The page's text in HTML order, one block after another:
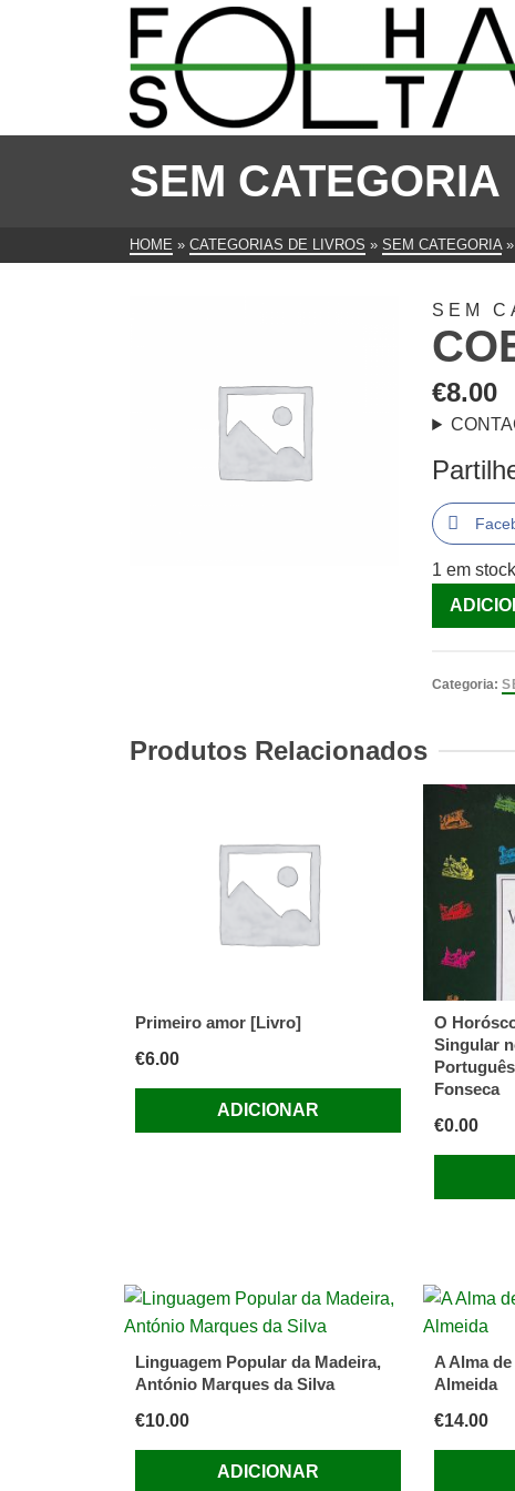
SEM CATEGORIA
HOME » CATEGORIAS DE LIVROS » SEM CATEGORIA »
SEM
€8.00
1 em stock
de
Anões
Categoria:
Produtos Relacionados
Primeiro amor [Livro]
€6.00
ADICIONAR
O
Singular
Fonseca
€0.00
Linguagem Popular da Madeira,
António Marques da Silva
€10.00
ADICIONAR
A Alma
Almeida
€14.00